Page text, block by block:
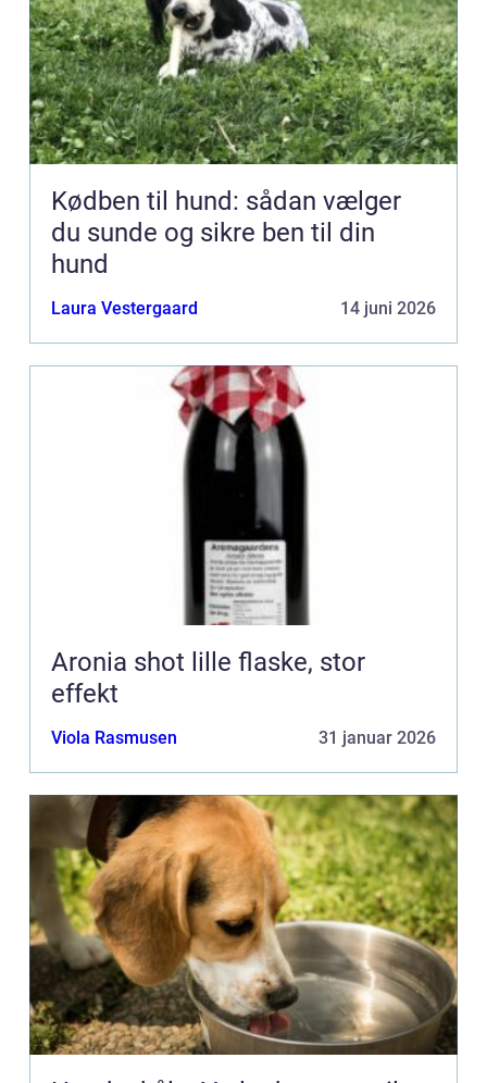
Kødben til hund: sådan vælger
du sunde og sikre ben til din
hund
Laura Vestergaard 14 juni 2026
Aronia shot lille flaske, stor
effekt
Viola Rasmusen 31 januar 2026